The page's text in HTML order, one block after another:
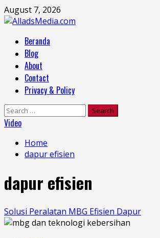
Skip
to
August 7, 2026
MenuBeranda
Blog
About
Contact
Privacy & Policy
Search
for:
Video
Home
dapur efisien
dapur efisien
Solusi Peralatan MBG Efisien Dapur